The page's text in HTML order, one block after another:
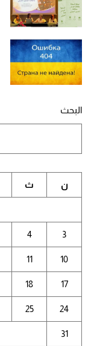
البحث
ن ث
3
4
10
11
17
18
24
25
31